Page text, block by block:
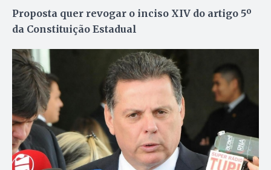
Proposta quer revogar o inciso XIV do artigo 5º
da Constituição Estadual